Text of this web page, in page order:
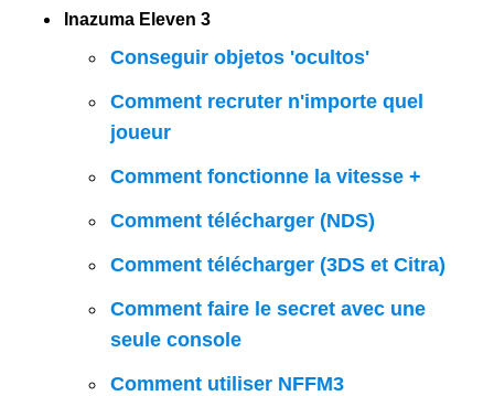
Inazuma Eleven 3
Conseguir objetos 'ocultos'
Comment recruter n'importe quel
joueur
Comment fonctionne la vitesse +
Comment télécharger (NDS)
Comment télécharger (3DS et Citra)
Comment faire le secret avec une
seule console
Comment utiliser NFFM3